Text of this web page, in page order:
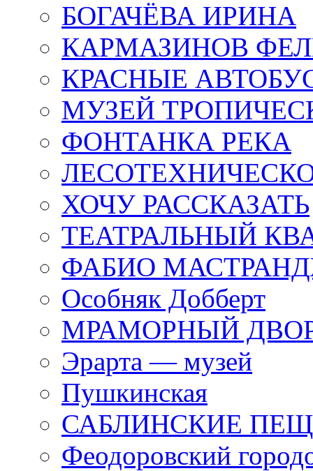
БОГАЧЁВА ИРИНА
КАРМАЗИНОВ
КРАСНЫЕ
МУЗЕЙ
ФОНТАНКА РЕКА
ХОЧУ РАССКАЗАТЬ
ТЕАТРАЛЬНЫЙ
ФАБИО
Особняк Добберт
МРАМОРНЫЙ
Эрарта — музей
Пушкинская
САБЛИНСКИЕ
Феодоровский